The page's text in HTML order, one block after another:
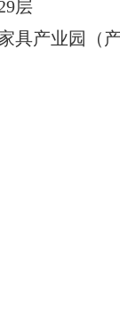
层
具产业园（